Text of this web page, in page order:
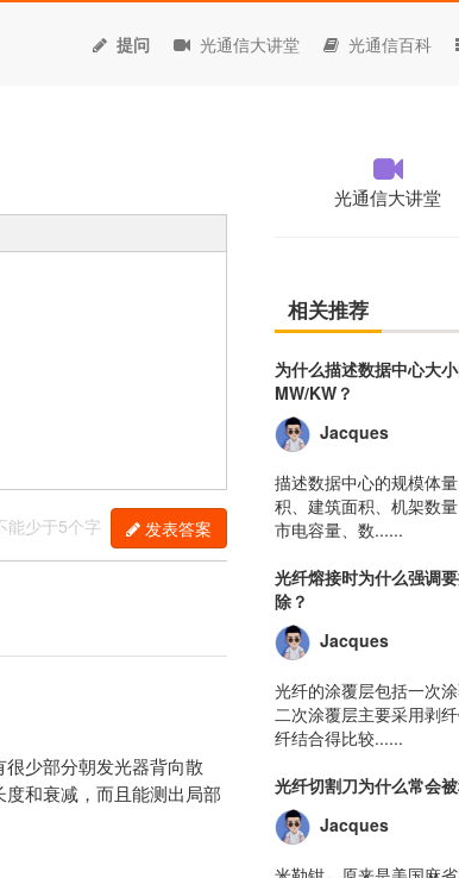
提问 光通信大讲堂 光通信百科
能少于5个字 发表答案
少部分朝发光器背向散
和衰减，而且能测出局部
光通信大讲堂
相关推荐
为什么描述数据中心大
MW/KW？
Jacques
描述数据中心的规模体
积、建筑面积、机架数
市电容量、数......
光纤熔接时为什么强调
除？
Jacques
光纤的涂覆层包括一次
二次涂覆层主要采用剥
纤结合得比较......
光纤切割刀为什么常会
Jacques